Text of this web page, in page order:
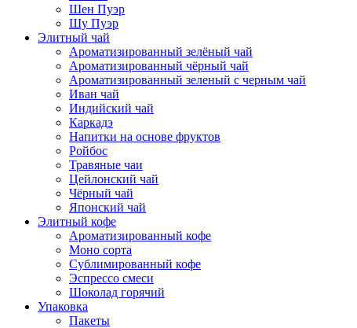
Шен Пуэр
Шу Пуэр
Элитный чай
Ароматизированный зелёный чай
Ароматизированный чёрный чай
Ароматизированный зеленый с черным чай
Иван чай
Индийский чай
Каркадэ
Напитки на основе фруктов
Ройбос
Травяные чаи
Цейлонский чай
Чёрный чай
Японский чай
Элитный кофе
Ароматизированный кофе
Моно сорта
Сублимированный кофе
Эспрессо смеси
Шоколад горячий
Упаковка
Пакеты